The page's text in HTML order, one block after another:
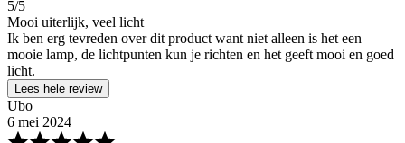
5/5
Mooi uiterlijk, veel licht
Ik ben erg tevreden over dit product want niet alleen is het een
mooie lamp, de lichtpunten kun je richten en het geeft mooi en goed
licht.
Lees hele review
Ubo
6 mei 2024